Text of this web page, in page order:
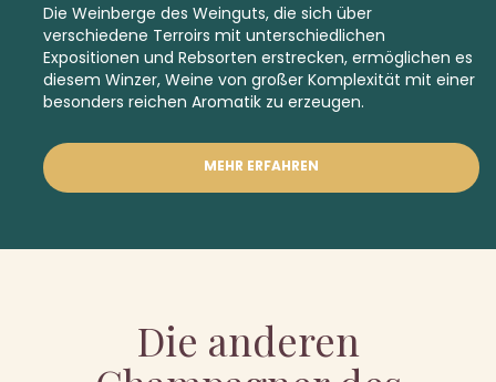
Die Weinberge des Weinguts, die sich über
verschiedene Terroirs mit unterschiedlichen
Expositionen und Rebsorten erstrecken, ermöglichen es
diesem Winzer, Weine von großer Komplexität mit einer
besonders reichen Aromatik zu erzeugen.
MEHR ERFAHREN
Die anderen